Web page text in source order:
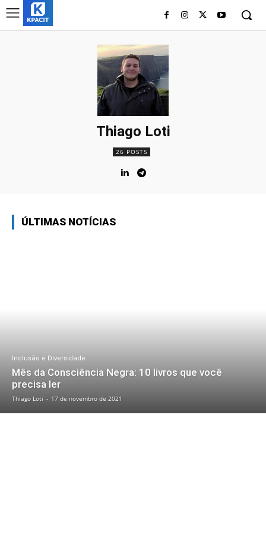
Thiago Loti
26 POSTS
ÚLTIMAS NOTÍCIAS
Inclusão e Diversidade
Mês da Consciência Negra: 10 livros que você
precisa ler
Thiago Loti - 17 de novembro de 2021